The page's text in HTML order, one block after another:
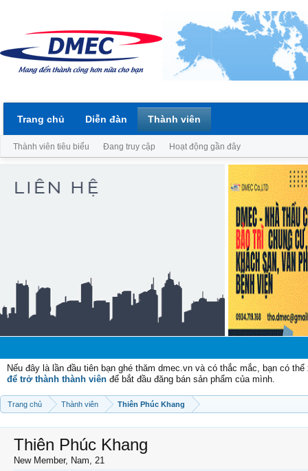
Nếu đây là lần đầu tiên bạn ghé thăm dmec.vn và có thắc mắc, bạn có
để trở thành thành viên để bắt đầu đăng bán sản phẩm của mình.
Trang chủ Thành viên Thiên Phúc Khang
Thiên Phúc Khang
New Member, Nam, 21
Trang chủ Diễn đàn Thành viên
Thành viên tiêu biểu Đang truy cập Hoạt động gần đây